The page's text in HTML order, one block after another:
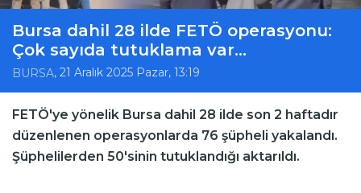
Bursa dahil 28 ilde FETÖ operasyonu:
Çok sayıda tutuklama var...
BURSA, 21 Aralık 2025 Pazar, 13:19
FETÖ'ye yönelik Bursa dahil 28 ilde son 2 haftadır
düzenlenen operasyonlarda 76 şüpheli yakalandı.
Şüphelilerden 50'sinin tutuklandığı aktarıldı.